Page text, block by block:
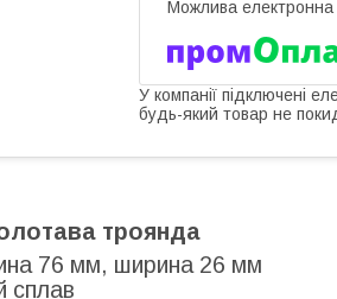
У компанії підключені
будь-який товар не
троянда
76 мм, ширина 26 мм
сплав